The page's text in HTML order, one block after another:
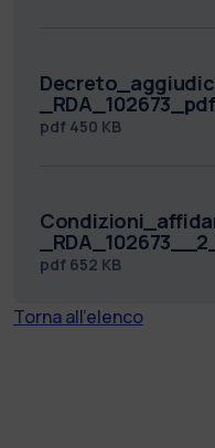
pdf 450 KB
pdf 652 KB
Torna all'elenco